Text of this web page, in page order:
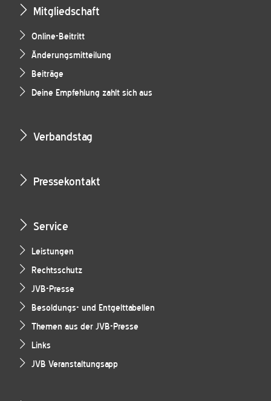
Mitgliedschaft
Online-Beitritt
Änderungsmitteilung
Beiträge
Deine Empfehlung zahlt sich aus
Verbandstag
Pressekontakt
Service
Leistungen
Rechtsschutz
JVB-Presse
Besoldungs- und Entgelttabellen
Themen aus der JVB-Presse
Links
JVB Veranstaltungsapp